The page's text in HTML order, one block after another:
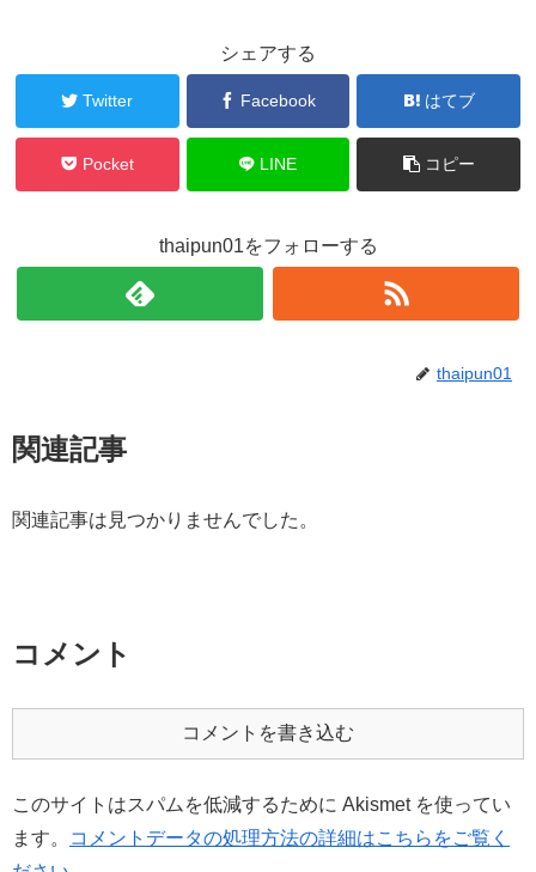
シェアする
Twitter Facebook はてブ
Pocket LINE コピー
thaipun01をフォローする
thaipun01
関連記事
関連記事は見つかりませんでした。
コメント
コメントを書き込む
このサイトはスパムを低減するために Akismet を使ってい
ます。
コメントデータの処理方法の詳細はこちらをご覧く